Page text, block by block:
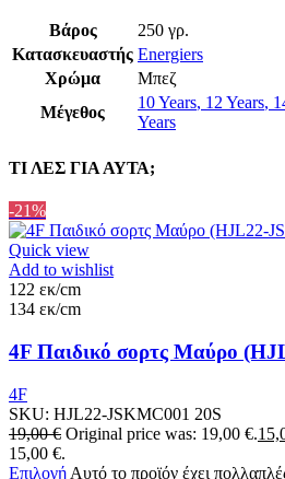
Βάρος
250 γρ.
Κατασκευαστής Energiers
Χρώμα
Μπεζ
Μέγεθος
10 Years, 12 Years,
Years
ΤΙ ΛΕΣ ΓΙΑ ΑΥΤΑ;
-21%
Quick view
Add to wishlist
122 εκ/cm
134 εκ/cm
4F Παιδικό σορτς Μαύρο
4F
SKU: HJL22-JSKMC001 20S
19,00€ Original price was: 19,00 €.
15,00 €.
Επιλογή Αυτό το προϊόν έχει